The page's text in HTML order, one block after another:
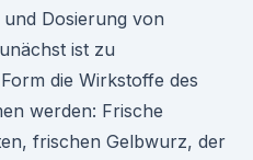
Dosierung von
ist zu
die Wirkstoffe des
werden: Frische
frischen Gelbwurz, der